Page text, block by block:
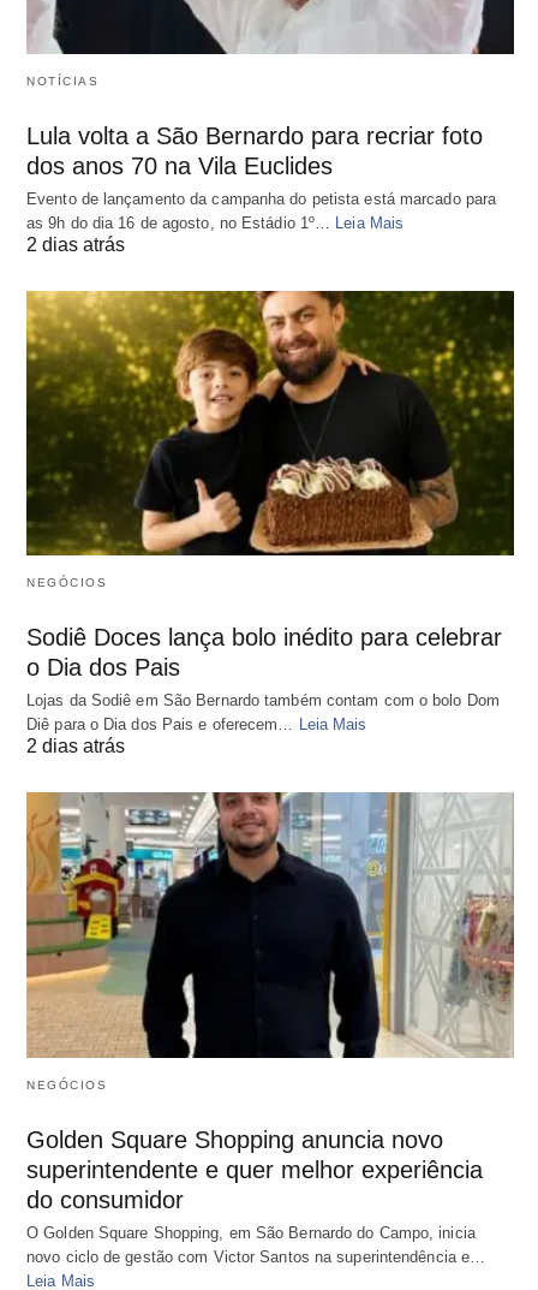
NOTÍCIAS
Lula volta a São Bernardo para recriar foto
dos anos 70 na Vila Euclides
Evento de lançamento da campanha do petista está marcado para
as 9h do dia 16 de agosto, no Estádio 1º…
Leia Mais
2 dias atrás
NEGÓCIOS
Sodiê Doces lança bolo inédito para celebrar
o Dia dos Pais
Lojas da Sodiê em São Bernardo também contam com o bolo Dom
Diê para o Dia dos Pais e oferecem… Leia Mais
2 dias atrás
NEGÓCIOS
Golden Square Shopping anuncia novo
superintendente e quer melhor experiência
do consumidor
O Golden Square Shopping, em São Bernardo do Campo, inicia
novo ciclo de gestão com Victor Santos na superintendência e…
Leia Mais